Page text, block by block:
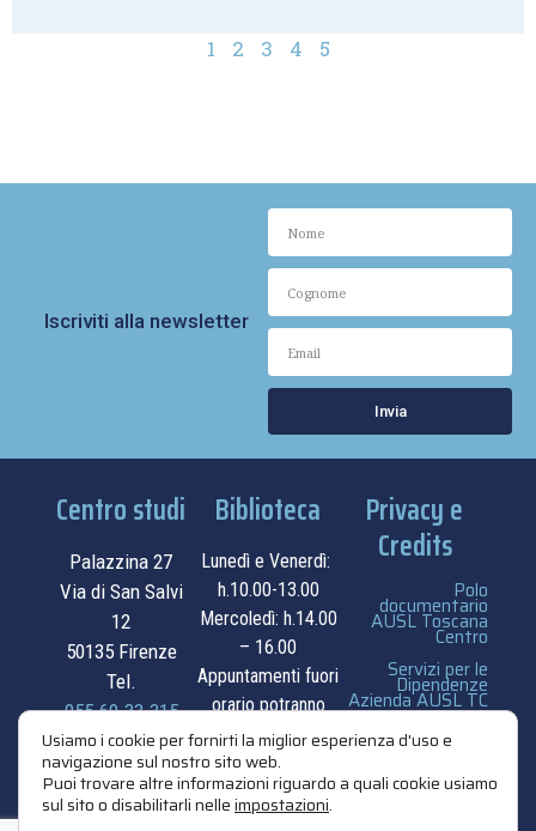
1 2 3 4 5
Iscriviti alla newsletter
Invia
Centro studi
Palazzina 27
Via di San Salvi
12
50135 Firenze
Tel.
055.69.33.315
contatti
Biblioteca
Lunedì e Venerdì:
h.10.00-13.00
Mercoledì: h.14.00
– 16.00
Appuntamenti fuori
orario potranno
essere
concordati su
appuntamento.
Privacy e
Credits
Polo
documentario
AUSL Toscana
Centro
Servizi per le
Dipendenze
Azienda AUSL TC
privacy e cookie
Usiamo i cookie per fornirti la miglior esperienza d'uso e
navigazione sul nostro sito web.
Puoi trovare altre informazioni riguardo a quali cookie usiamo
sul sito o disabilitarli nelleimpostazioni.